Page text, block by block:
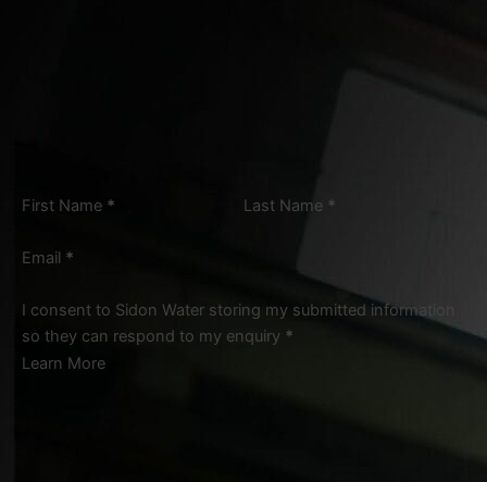
First Name * Last Name *
Email *
I consent to Sidon Water storing my submitted information
so they can respond to my enquiry *
Learn More